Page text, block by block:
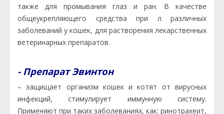
также для промывания глаз и ран. В качестве
общеукрепляющего средства при л различных
заболеваний у кошек, для растворения лекарственных
ветеринарных препаратов.
- Препарат Эвинтон
– защищает организм кошек и котят от вирусных
инфекций, стимулирует иммунную систему.
Применяют при таких заболеваниях, как: ринотрахеит,